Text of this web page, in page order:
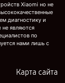
Xiaomi но не
диагностику и
являются
по
нами лишь с
Карта сайта